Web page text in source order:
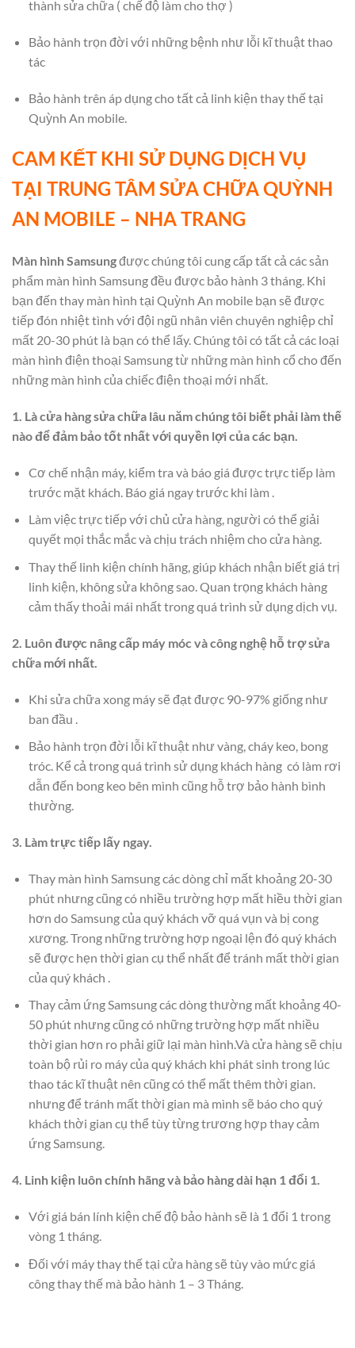
thành sửa chữa ( chế độ làm cho thợ )
Bảo hành trọn đời với những bệnh như lỗi kĩ thuật thao
tác
Bảo hành trên áp dụng cho tất cả linh kiện thay thế tại
Quỳnh An mobile.
CAM KẾT KHI SỬ DỤNG DỊCH VỤ
TẠI TRUNG TÂM SỬA CHỮA QUỲNH
AN MOBILE – NHA TRANG
Màn hình Samsungđược chúng tôi cung cấp tất cả các sản
phẩm màn hình Samsung đều được bảo hành 3 tháng. Khi
bạn đến thay màn hình tại Quỳnh An mobile bạn sẽ được
tiếp đón nhiệt tình với đội ngũ nhân viên chuyên nghiệp chỉ
mất 20-30 phút là bạn có thể lấy. Chúng tôi có tất cả các loại
màn hình điện thoại Samsung từ những màn hình cổ cho đến
những màn hình của chiếc điện thoại mới nhất.
1. Là cửa hàng sửa chữa lâu năm chúng tôi biết phải làm thế
nào để đảm bảo tốt nhất với quyền lợi của các bạn.
Cơ chế nhận máy, kiểm tra và báo giá được trực tiếp làm
trước mặt khách. Báo giá ngay trước khi làm .
Làm việc trực tiếp với chủ cửa hàng, người có thể giải
quyết mọi thắc mắc và chịu trách nhiệm cho cửa hàng.
Thay thế linh kiện chính hãng, giúp khách nhận biết giá trị
linh kiện, không sửa không sao. Quan trọng khách hàng
cảm thấy thoải mái nhất trong quá trình sử dụng dịch vụ.
2. Luôn được nâng cấp máy móc và công nghệ hỗ trợ sửa
chữa mới nhất.
Khi sửa chữa xong máy sẽ đạt được 90-97% giống như
ban đầu .
Bảo hành trọn đời lỗi kĩ thuật như vàng, cháy keo, bong
tróc. Kể cả trong quá trình sử dụng khách hàng có làm rơi
dẫn đến bong keo bên mình cũng hỗ trợ bảo hành bình
thường.
3. Làm trực tiếp lấy ngay.
Thay màn hình Samsung các dòng chỉ mất khoảng 20-30
phút nhưng cũng có nhiều trường hợp mất hiều thời gian
hơn do Samsung của quý khách vỡ quá vụn và bị cong
xương. Trong những trường hợp ngoại lện đó quý khách
sẽ được hẹn thời gian cụ thể nhất để tránh mất thời gian
của quý khách .
Thay cảm ứng Samsung các dòng thường mất khoảng 40-
50 phút nhưng cũng có những trường hợp mất nhiều
thời gian hơn ro phải giữ lại màn hình.Và cửa hàng sẽ chịu
toàn bộ rủi ro máy của quý khách khi phát sinh trong lúc
thao tác kĩ thuật nên cũng có thể mất thêm thời gian.
nhưng để tránh mất thời gian mà mình sẽ báo cho quý
khách thời gian cụ thể tùy từng trương hợp thay cảm
ứng Samsung.
4. Linh kiện luôn chính hãng và bảo hàng dài hạn 1 đổi 1.
Với giá bán lính kiện chế độ bảo hành sẽ là 1 đổi 1 trong
vòng 1 tháng.
Đối với máy thay thế tại cửa hàng sẽ tùy vào mức giá
công thay thế mà bảo hành 1 – 3 Tháng.